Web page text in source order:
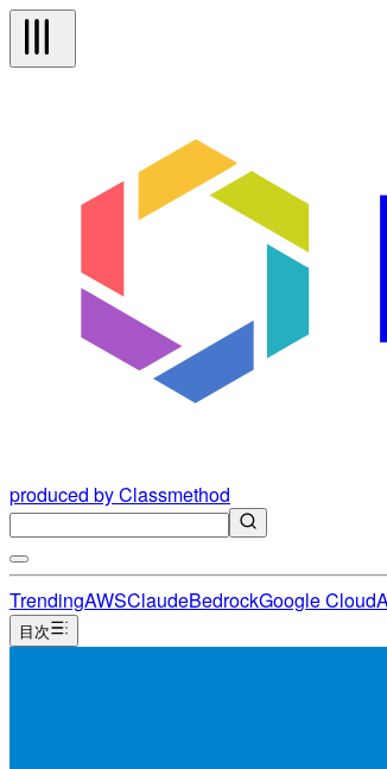
produced by Classmethod
TrendingAWSClaudeBedrockGoogle Cloud
目次